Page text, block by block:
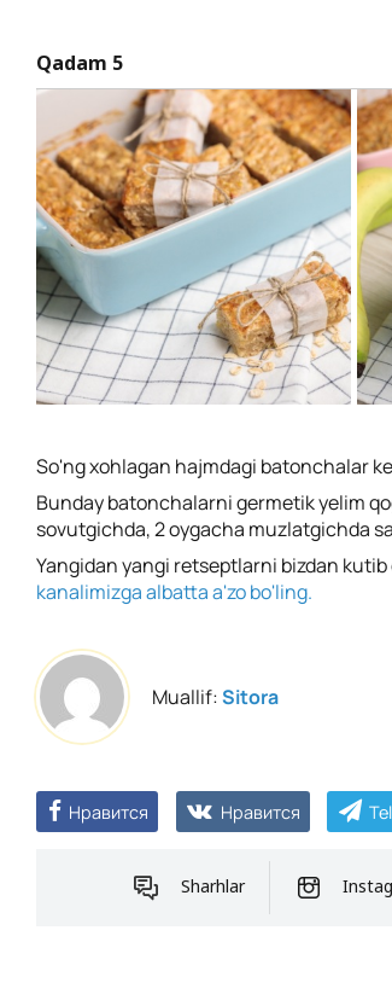
Qadam 5
So'ng xohlagan hajmdagi batonchalar
Bunday batonchalarni germetik yelim
sovutgichda, 2 oygacha muzlatgichda
Yangidan yangi retseptlarni bizdan
kanalimizga albatta a'zo bo'ling.
Muallif:Sitora
Нравится Нравится
Sharhlar